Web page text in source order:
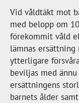
Vid våldtäkt mot
med belopp om
förekommit våld
lämnas
ytterligare
beviljas med
ersättningens
barnets ålder